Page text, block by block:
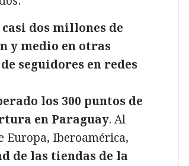
casi dos millones de
y medio en otras
seguidores en redes
los 300 puntos de
en Paraguay. Al
Europa, Iberoamérica,
de las tiendas de la